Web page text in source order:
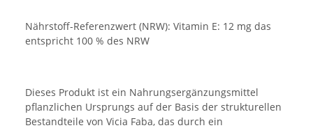
Nährstoff-Referenzwert (NRW): Vitamin E: 12 mg das
entspricht 100 % des NRW
Dieses Produkt ist ein Nahrungsergänzungsmittel
pflanzlichen Ursprungs auf der Basis der strukturellen
Bestandteile von Vicia Faba, das durch ein